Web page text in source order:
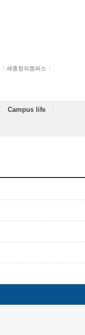
세종창의캠퍼스
Campus life